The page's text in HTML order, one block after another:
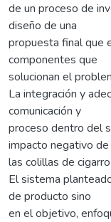
de un proceso de
diseño de una
propuesta final que
componentes que
solucionan el
La integración y
comunicación y
proceso dentro del
impacto negativo de
las colillas de
El sistema
de producto sino
en el objetivo,